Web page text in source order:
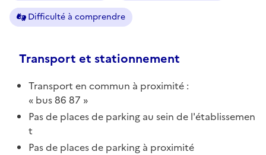
Difficulté à comprendre
Transport et stationnement
Transport en commun à proximité :
bus 86 87
Pas de places de parking au sein de l'établissemen
t
Pas de places de parking à proximité